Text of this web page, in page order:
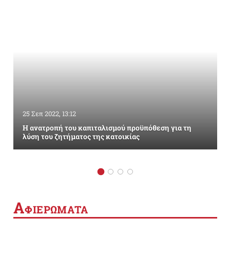
25 Σεπ 2022, 13:12
Η ανατροπή του καπιταλισμού προϋπόθεση για τη
λύση του ζητήματος της κατοικίας
ΑΦΙΕΡΩΜΑΤΑ